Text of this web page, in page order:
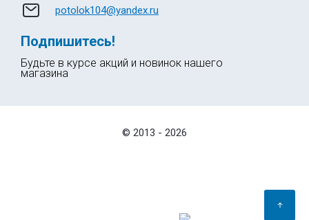
potolok104@yandex.ru
Подпишитесь!
Будьте в курсе акций и новинок нашего
магазина
© 2013 - 2026